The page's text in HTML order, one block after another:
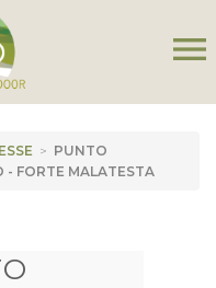
menu
> PUNTO
- FORTE MALATESTA